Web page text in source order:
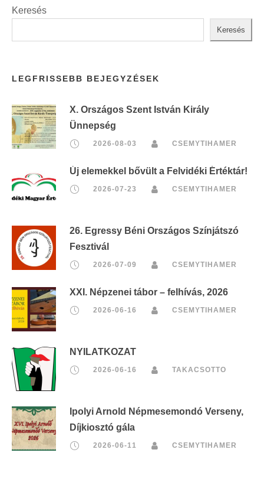
Keresés
Keresés
LEGFRISSEBB BEJEGYZÉSEK
X. Országos Szent István Király
Ünnepség
2026-08-03 CSEMYTIHAMER
Új elemekkel bővült a Felvidéki Értéktár!
2026-07-23 CSEMYTIHAMER
26. Egressy Béni Országos Színjátszó
Fesztivál
2026-07-09 CSEMYTIHAMER
XXI. Népzenei tábor – felhívás, 2026
2026-06-16 CSEMYTIHAMER
NYILATKOZAT
2026-06-16 TAKACSOTTO
Ipolyi Arnold Népmesemondó Verseny,
Díjkiosztó gála
2026-06-11 CSEMYTIHAMER